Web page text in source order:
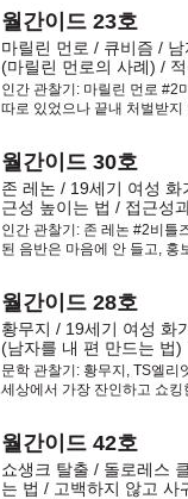
다 끔찍한 희생을 치르며 돌기
월간이드 23호
마릴린 먼로 / 큐비즘 /
(마릴린 먼로의 사례) /
의 사례)
인간 관찰기: 마릴린 먼로 #2
따로 있었으나 끝내 처벌받
월간이드 30호
존 레논 / 19세기 여성 화
근성 높이는 법 / 접근성
인간 관찰기: 존 레논 #2비틀
된 음반은 마음에 안 들고, 홍
런 와중에 존은 쉴 새 없이 외
월간이드 28호
황무지 / 19세기 여성 화
(남자를 내 편 만드는 법)
문학 관찰기: 황무지, TS엘리
세상에서 가장 잔인하고 쇼킹
월간이드 42호
쇼생크 탈출 / 돌로레스
는 법 / 고백하지 않고 사